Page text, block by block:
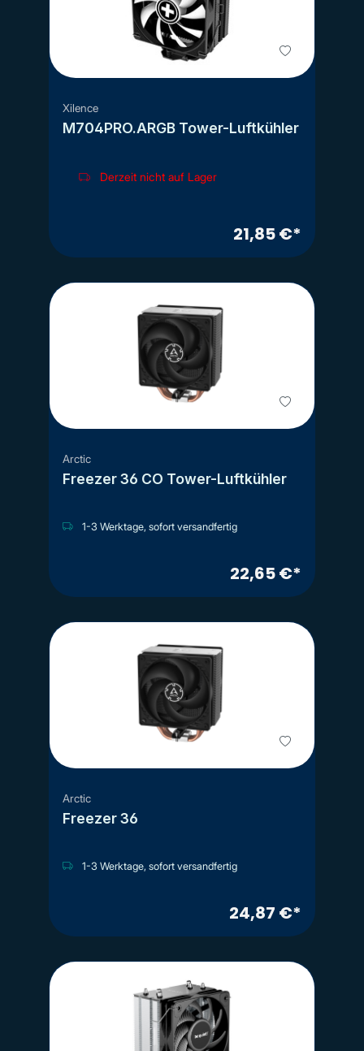
Xilence
M704PRO.ARGB Tower-Luftkühler
Derzeit nicht auf Lager
21,85 €*
Arctic
Freezer 36 CO Tower-Luftkühler
1-3 Werktage, sofort versandfertig
22,65 €*
Arctic
Freezer 36
1-3 Werktage, sofort versandfertig
24,87 €*